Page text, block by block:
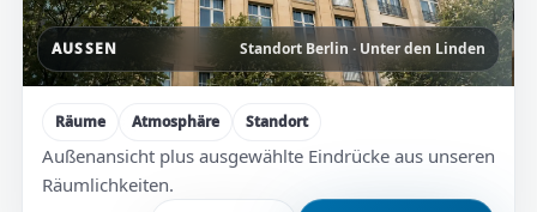
AUSSEN Standort Berlin · Unter den Linden
Räume Atmosphäre Standort
Außenansicht plus ausgewählte Eindrücke aus unseren
Räumlichkeiten.